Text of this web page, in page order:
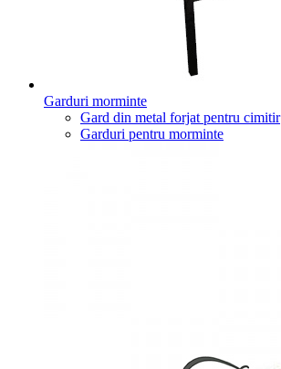
Garduri morminte
Gard din metal forjat pentru cimitir
Garduri pentru morminte